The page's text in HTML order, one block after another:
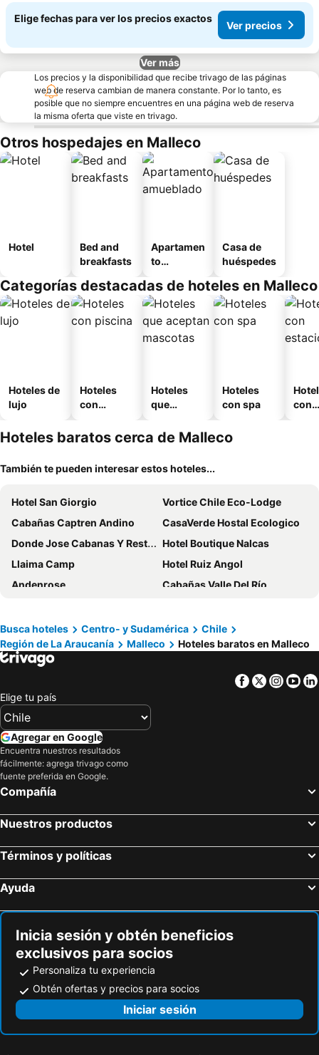
Elige fechas para ver los precios exactos
Ver precios
Ver más
Los precios y la disponibilidad que recibe trivago de las páginas
web de reserva cambian de manera constante. Por lo tanto, es
posible que no siempre encuentres en una página web de reserva
la misma oferta que viste en trivago.
Otros hospedajes en Malleco
Hotel
Bed and
breakfasts
Apartamen
to
o
Casa de
huéspedes
Categorías destacadas de hoteles en Malleco
Hoteles de
lujo
Hoteles
con
Hoteles
que
mascotas
Hoteles
con spa
con
Hoteles baratos cerca de Malleco
También te pueden interesar estos hoteles...
Hotel San Giorgio
Vortice Chile Eco-Lodge
Cabañas Captren Andino
CasaVerde Hostal Ecologico
Donde Jose Cabanas Y Restaurant
Hotel Boutique Nalcas
Llaima Camp
Hotel Ruiz Angol
Andenrose
Cabañas Valle Del Río
Hotel Royal Victoria
Hotel Duhatao
Nativa Mountain Suites
Family Orchard Bed & Breakfast
Mapunre
Wenu Mapu
Hotel Patagonia Truful
Hostal y Cabañas "El Coigüe"
Lodge Fundo Laguna Blanca
Hospedaje Centro Huequén
Busca hoteles Centro- y Sudamérica
Chile
Región de La Araucanía
Malleco Hoteles baratos en Malleco
Facebook
Twitter
Elige tu país
Agregar en Google
Encuentra nuestros resultados
fácilmente: agrega trivago como
fuente preferida en Google.
Compañía
Nuestros productos
Términos y políticas
Ayuda
Inicia sesión y obtén beneficios
exclusivos para socios
Personaliza tu experiencia
Obtén ofertas y precios para socios
Iniciar sesión